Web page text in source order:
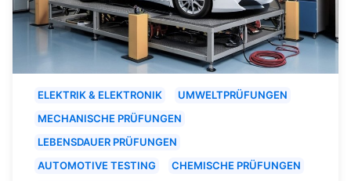
ELEKTRIK & ELEKTRONIK
UMWELTPRÜFUNGEN
MECHANISCHE PRÜFUNGEN
LEBENSDAUER PRÜFUNGEN
AUTOMOTIVE TESTING
CHEMISCHE PRÜFUNGEN